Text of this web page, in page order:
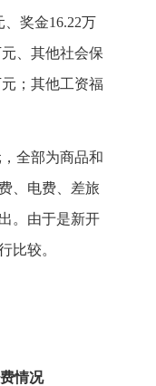
、奖金16.22万
、其他社会保
；其他工资福
全部为商品和
、电费、差旅
。由于是新开
比较。
情况